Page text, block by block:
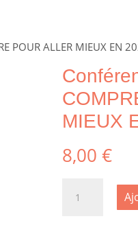
POUR ALLER MIEUX EN
MIEUX
8,00 €